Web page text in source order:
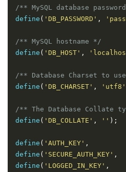
/** MySQL database
define ( 'DB_PASSWORD' ,
/** MySQL hostname */
define ( 'DB_HOST' ,
/** Database Charset to
define ( 'DB_CHARSET' , 'utf8'
/** The Database Collate
define ( 'DB_COLLATE' , '' );
define ( 'AUTH_KEY' ,
define ( 'SECURE_AUTH_KEY' ,
define ( 'LOGGED_IN_KEY' ,